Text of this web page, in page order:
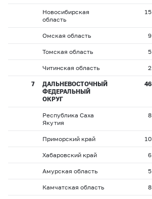
Новосибирская
область
15
Омская область 9
Томская область 5
Читинская область 2
7
ДАЛЬНЕВОСТОЧНЫЙ
ФЕДЕРАЛЬНЫЙ
ОКРУГ
46
Республика Саха
Якутия
8
Приморский край 10
Хабаровский край 6
Амурская область 5
Камчатская область 8